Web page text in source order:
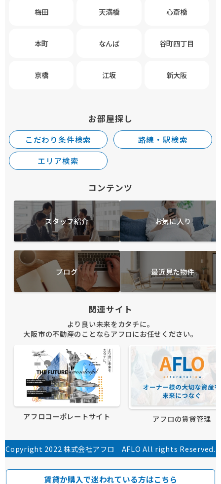
梅田 天満橋 心斎橋
本町 なんば 谷町四丁目
京橋 江坂 新大阪
お部屋探し
こだわり条件検索
路線・駅検索
エリア検索
コンテンツ
スタッフ紹介 お気に入り
ブログ 最近見た物件
関連サイト
より良い未来をカタチに。
大阪市の不動産のことならアフロにお任せください。
アフロコーポレートサイト アフロの賃貸管理
Copyright 2022 株式会社アフロ AFLO All rights Reserved.
賃貸か購入で迷われている方はこちら